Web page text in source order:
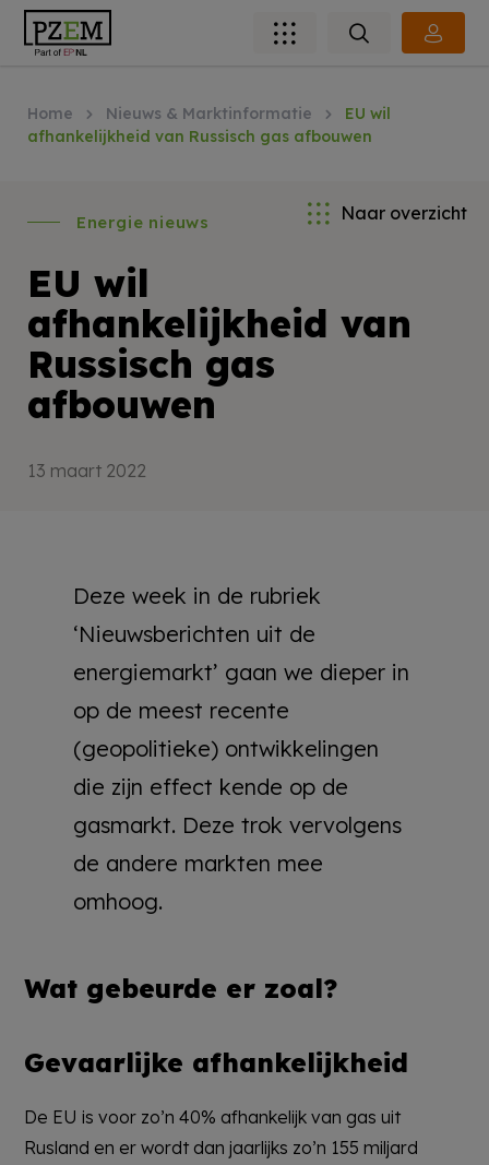
Home Nieuws & Marktinformatie
EU wil
afhankelijkheid van Russisch gas afbouwen
Naar overzicht
Energie nieuws
EU wil
afhankelijkheid van
Russisch gas
afbouwen
13 maart 2022
Deze week in de rubriek
‘Nieuwsberichten uit de
energiemarkt’ gaan we dieper in
op de meest recente
(geopolitieke) ontwikkelingen
die zijn effect kende op de
gasmarkt. Deze trok vervolgens
de andere markten mee
omhoog.
Wat gebeurde er zoal?
Gevaarlijke afhankelijkheid
De EU is voor zo’n 40% afhankelijk van gas uit
Rusland en er wordt dan jaarlijks zo’n 155 miljard